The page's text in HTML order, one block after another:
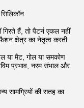
हैं, तो पैटर्न एकल नहीं
क्षेत्र का नेतृत्व करती
या मैट, गोल या समकोण
प्रभाव, नरम संभाल और
सामग्रियों की सतह का